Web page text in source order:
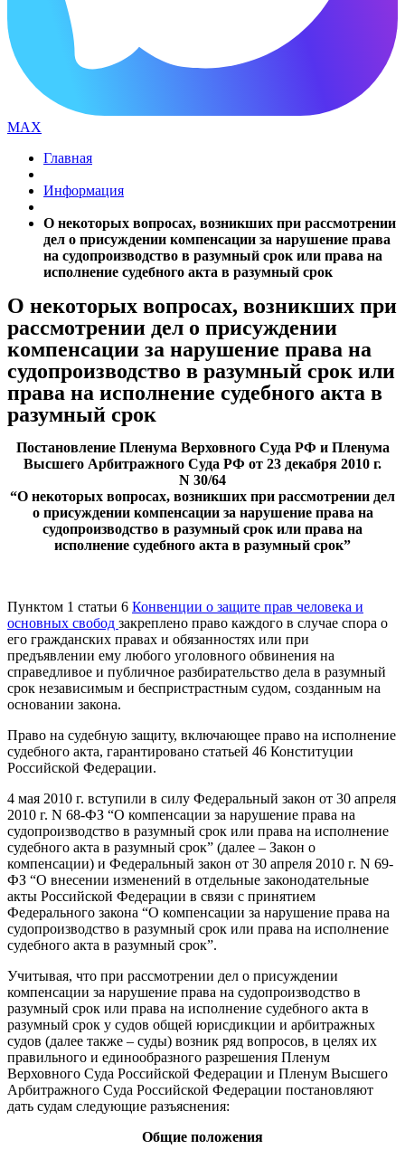
MAX
Главная
Информация
О некоторых вопросах, возникших при рассмотрении
дел о присуждении компенсации за нарушение права
на судопроизводство в разумный срок или права на
исполнение судебного акта в разумный срок
О некоторых вопросах, возникших при
рассмотрении дел о присуждении
компенсации за нарушение права на
судопроизводство в разумный срок или
права на исполнение судебного акта в
разумный срок
Постановление Пленума Верховного Суда РФ и Пленума
Высшего Арбитражного Суда РФ от 23 декабря 2010 г.
N 30/64
“О некоторых вопросах, возникших при рассмотрении дел
о присуждении компенсации за нарушение права на
судопроизводство в разумный срок или права на
исполнение судебного акта в разумный срок”
Пунктом 1 статьи 6 Конвенции о защите прав человека и
основных свобод закреплено право каждого в случае спора о
его гражданских правах и обязанностях или при
предъявлении ему любого уголовного обвинения на
справедливое и публичное разбирательство дела в разумный
срок независимым и беспристрастным судом, созданным на
основании закона.
Право на судебную защиту, включающее право на исполнение
судебного акта, гарантировано статьей 46 Конституции
Российской Федерации.
4 мая 2010 г. вступили в силу Федеральный закон от 30 апреля
2010 г. N 68-ФЗ “О компенсации за нарушение права на
судопроизводство в разумный срок или права на исполнение
судебного акта в разумный срок” (далее – Закон о
компенсации) и Федеральный закон от 30 апреля 2010 г. N 69-
ФЗ “О внесении изменений в отдельные законодательные
акты Российской Федерации в связи с принятием
Федерального закона “О компенсации за нарушение права на
судопроизводство в разумный срок или права на исполнение
судебного акта в разумный срок”.
Учитывая, что при рассмотрении дел о присуждении
компенсации за нарушение права на судопроизводство в
разумный срок или права на исполнение судебного акта в
разумный срок у судов общей юрисдикции и арбитражных
судов (далее также – суды) возник ряд вопросов, в целях их
правильного и единообразного разрешения Пленум
Верховного Суда Российской Федерации и Пленум Высшего
Арбитражного Суда Российской Федерации постановляют
дать судам следующие разъяснения:
Общие положения